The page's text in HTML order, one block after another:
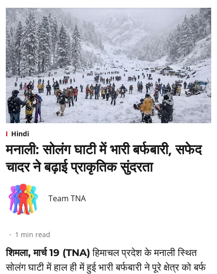
Hindi
मनाली: सोलंग घाटी में भारी बर्फबारी, सफेद
चादर ने बढ़ाई प्राकृतिक सुंदरता
Team TNA
1 min read
शिमला, मार्च 19 (TNA) हिमाचल प्रदेश के मनाली स्थित
सोलंग घाटी में हाल ही में हुई भारी बर्फबारी ने पूरे क्षेत्र को बर्फ